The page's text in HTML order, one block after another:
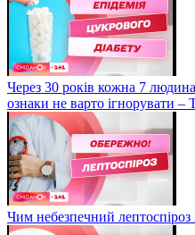
Через 30 років кожна 7
ознаки не варто ігнорувати –
Чим небезпечний лептоспіроз